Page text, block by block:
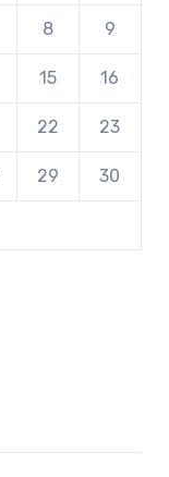
8 9
15 16
22 23
29 30